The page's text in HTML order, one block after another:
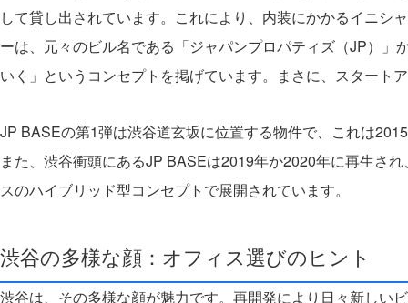
して貸し出されています。これにより、内装にかかるイニ
ーは、元々のビル名である「ジャパンプロパティズ（JP）
いく」というコンセプトを掲げています。まさに、スタート
JP BASEの第1弾は渋谷道玄坂に位置する物件で、これは
また、渋谷衝頭にあるJP BASEは2019年か2020年に再生さ
スのハイブリッド型コンセプトで展開されています。
渋谷の多様な顔：オフィス選びのヒント
渋谷は、その多様な顔が魅力です。再開発により日々新しい